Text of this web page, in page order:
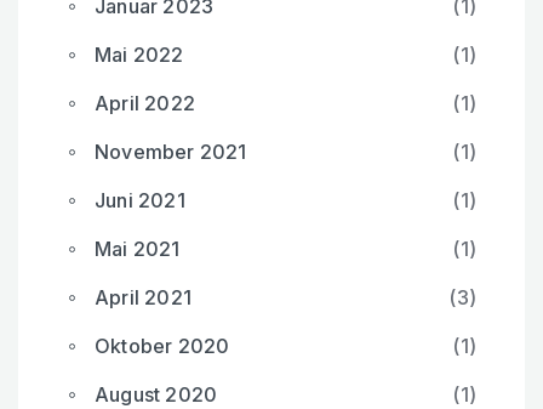
Januar 2023
(1)
Mai 2022
(1)
April 2022
(1)
November 2021
(1)
Juni 2021
(1)
Mai 2021
(1)
April 2021
(3)
Oktober 2020
(1)
August 2020
(1)